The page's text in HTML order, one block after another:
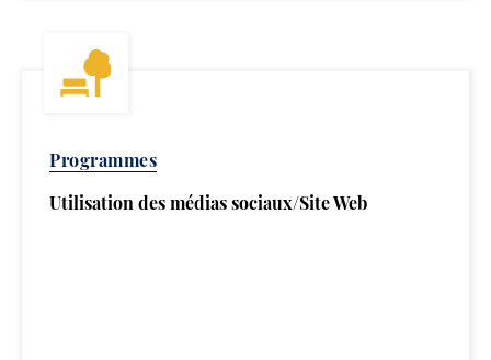
Programmes
Utilisation des médias sociaux/Site Web